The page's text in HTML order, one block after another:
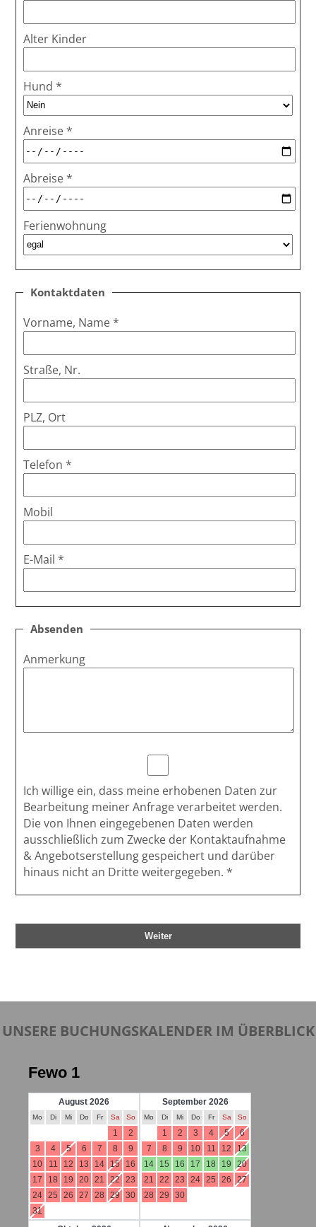
Alter Kinder
Hund *
Anreise *
Abreise *
Ferienwohnung
Kontaktdaten
Vorname, Name *
Straße, Nr.
PLZ, Ort
Telefon *
Mobil
E-Mail *
Absenden
Anmerkung
Ich willige ein, dass meine erhobenen Daten zur
Bearbeitung meiner Anfrage verarbeitet werden.
Die von Ihnen eingegebenen Daten werden
ausschließlich zum Zwecke der Kontaktaufnahme
& Angebotserstellung gespeichert und darüber
hinaus nicht an Dritte weitergegeben. *
Weiter
UNSERE BUCHUNGSKALENDER IM ÜBERBLICK